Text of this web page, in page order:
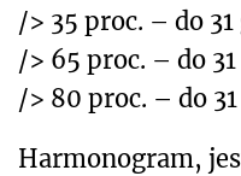
/> 35 proc. – do
/> 65 proc. – do
/> 80 proc. – do
Harmonogram,